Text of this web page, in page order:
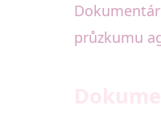
průzkumu